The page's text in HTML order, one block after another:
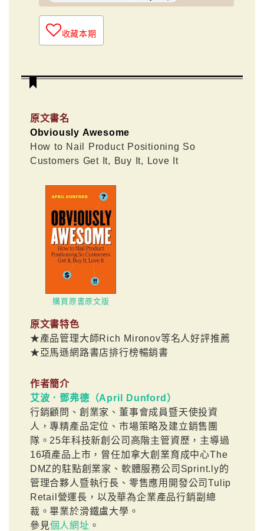
收藏本期
原文書名
Obviously Awesome
How to Nail Product Positioning So
Customers Get It, Buy It, Love It
購買原書原文版
原文書特色
★產品管理大師Rich Mironov等名人好評推薦
★亞馬遜網路書店排行榜暢銷書
作者簡介
艾波．鄧弗德（April Dunford）
行銷顧問、創業家、董事會成員暨天使投資
人，專精產品定位、市場策略及建立銷售團
隊。25年科技新創公司高階主管資歷，主導過
16項產品上市，曾任加拿大創業育成中心The
DMZ的駐點創業家、軟體服務公司Sprint.ly的
管理合夥人暨執行長、零售應用開發公司Tulip
Retail營運長，以及華為企業產品行銷副總
裁。畢業於滑鐵盧大學。
參見個人網址 。